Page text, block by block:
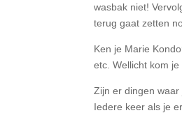
wasbak niet!
terug gaat zetten
Ken je Marie
etc. Wellicht kom
Zijn er dingen
Iedere keer als je